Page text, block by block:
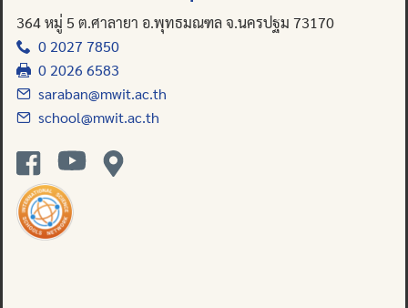
364 หมู่ 5 ต.ศาลายา อ.พุทธมณฑล จ.นครปฐม 73170
0 2027 7850
0 2026 6583
saraban@mwit.ac.th
school@mwit.ac.th